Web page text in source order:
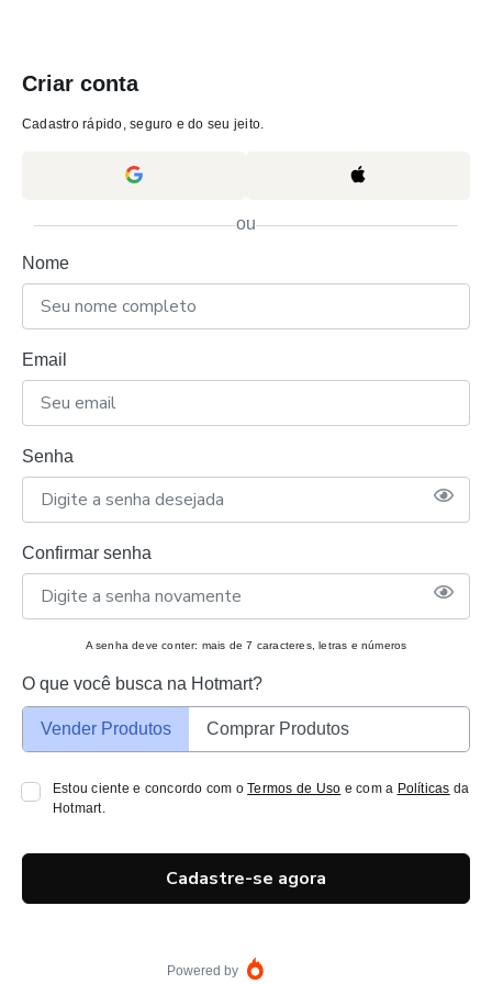
Criar conta
Cadastro rápido, seguro e do seu jeito.
ou
Nome
Email
Senha
Confirmar senha
A senha deve conter: mais de 7 caracteres, letras e números
O que você busca na Hotmart?
Vender Produtos Comprar Produtos
Estou ciente e concordo com oTermos de Uso e com a Políticas da
Hotmart.
Cadastre-se agora
Powered by